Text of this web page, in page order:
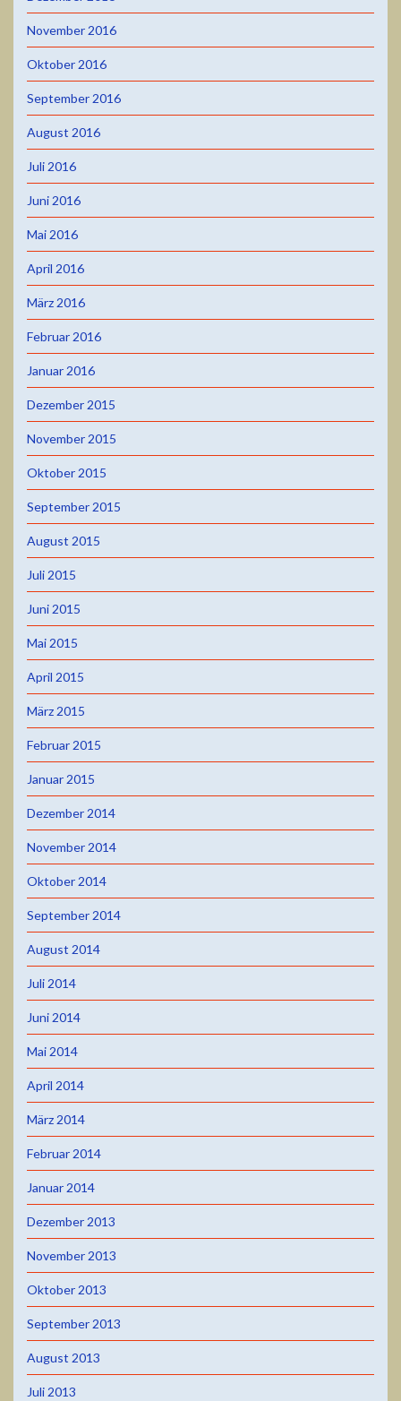
November 2016
Oktober 2016
September 2016
August 2016
Juli 2016
Juni 2016
Mai 2016
April 2016
März 2016
Februar 2016
Januar 2016
Dezember 2015
November 2015
Oktober 2015
September 2015
August 2015
Juli 2015
Juni 2015
Mai 2015
April 2015
März 2015
Februar 2015
Januar 2015
Dezember 2014
November 2014
Oktober 2014
September 2014
August 2014
Juli 2014
Juni 2014
Mai 2014
April 2014
März 2014
Februar 2014
Januar 2014
Dezember 2013
November 2013
Oktober 2013
September 2013
August 2013
Juli 2013